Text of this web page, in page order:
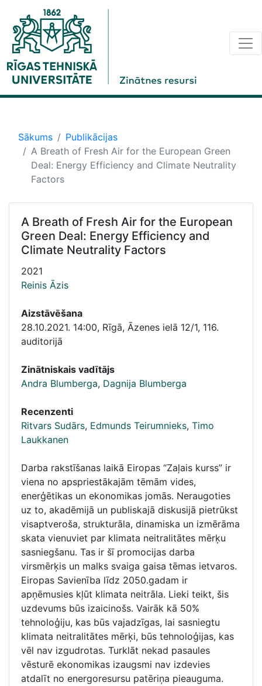
Sākums
Publikācijas
A Breath of Fresh Air for the European Green
Deal: Energy Efficiency and Climate Neutrality
Factors
A Breath of Fresh Air for the European
Green Deal: Energy Efficiency and
Climate Neutrality Factors
2021
Reinis Āzis
Aizstāvēšana
28.10.2021. 14:00, Rīgā, Āzenes ielā 12/1, 116.
auditorijā
Zinātniskais vadītājs
Andra Blumberga, Dagnija Blumberga
Recenzenti
Ritvars Sudārs, Edmunds Teirumnieks, Timo
Laukkanen
Darba rakstīšanas laikā Eiropas “Zaļais kurss” ir
viena no apspriestākajām tēmām vides,
enerģētikas un ekonomikas jomās. Neraugoties
uz to, akadēmijā un publiskajā diskusijā pietrūkst
visaptveroša, strukturāla, dinamiska un izmērāma
skata vienuviet par klimata neitralitātes mērķu
sasniegšanu. Tas ir šī promocijas darba
virsmērķis un malks svaiga gaisa tēmas ietvaros.
Eiropas Savienība līdz 2050.gadam ir
apņēmusies kļūt klimata neitrāla. Lieki teikt, šis
uzdevums būs izaicinošs. Vairāk kā 50%
tehnoloģiju, kas būs vajadzīgas, lai sasniegtu
klimata neitralitātes mērķi, būs tehnoloģijas, kas
vēl nav izgudrotas. Turklāt nekad pasaules
vēsturē ekonomikas izaugsmi nav izdevies
atdalīt no energoresursu patēriņa pieauguma.